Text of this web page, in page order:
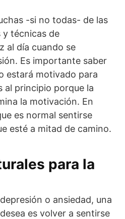
-si no todas- de las
y técnicas de
al día cuando se
Es importante saber
estará motivado para
al principio porque la
la motivación. En
es normal sentirse
esté a mitad de camino.
para la
o ansiedad, una
es volver a sentirse